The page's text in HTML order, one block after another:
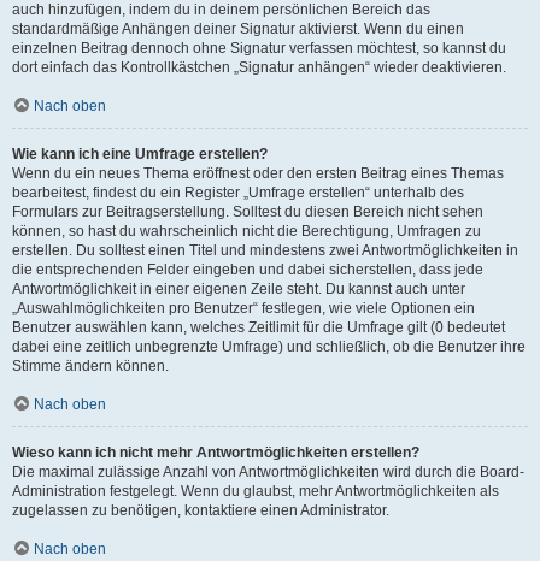
auch hinzufügen, indem du in deinem persönlichen Bereich das
standardmäßige Anhängen deiner Signatur aktivierst. Wenn du einen
einzelnen Beitrag dennoch ohne Signatur verfassen möchtest, so kannst du
dort einfach das Kontrollkästchen „Signatur anhängen“ wieder deaktivieren.
Nach oben
Wie kann ich eine Umfrage erstellen?
Wenn du ein neues Thema eröffnest oder den ersten Beitrag eines Themas
bearbeitest, findest du ein Register „Umfrage erstellen“ unterhalb des
Formulars zur Beitragserstellung. Solltest du diesen Bereich nicht sehen
können, so hast du wahrscheinlich nicht die Berechtigung, Umfragen zu
erstellen. Du solltest einen Titel und mindestens zwei Antwortmöglichkeiten in
die entsprechenden Felder eingeben und dabei sicherstellen, dass jede
Antwortmöglichkeit in einer eigenen Zeile steht. Du kannst auch unter
„Auswahlmöglichkeiten pro Benutzer“ festlegen, wie viele Optionen ein
Benutzer auswählen kann, welches Zeitlimit für die Umfrage gilt (0 bedeutet
dabei eine zeitlich unbegrenzte Umfrage) und schließlich, ob die Benutzer ihre
Stimme ändern können.
Nach oben
Wieso kann ich nicht mehr Antwortmöglichkeiten erstellen?
Die maximal zulässige Anzahl von Antwortmöglichkeiten wird durch die Board-
Administration festgelegt. Wenn du glaubst, mehr Antwortmöglichkeiten als
zugelassen zu benötigen, kontaktiere einen Administrator.
Nach oben